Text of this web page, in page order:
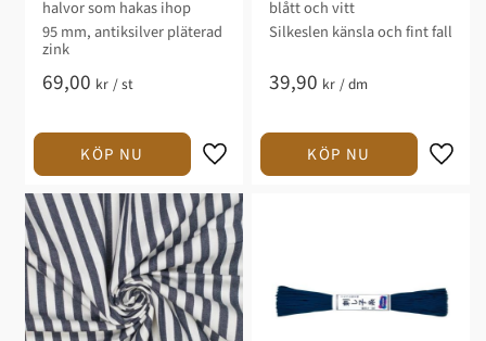
halvor som hakas ihop
95 mm, antiksilver pläterad
zink
69,00 kr /st
blått och vitt
Silkeslen känsla och fint fall
39,90 kr /dm